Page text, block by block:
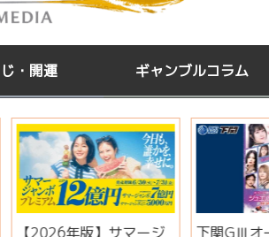
・開運 ギャンブルコラム
】サマージ 下関GⅢオールレディー